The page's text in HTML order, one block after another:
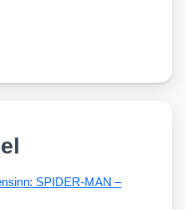
SPIDER-MAN –